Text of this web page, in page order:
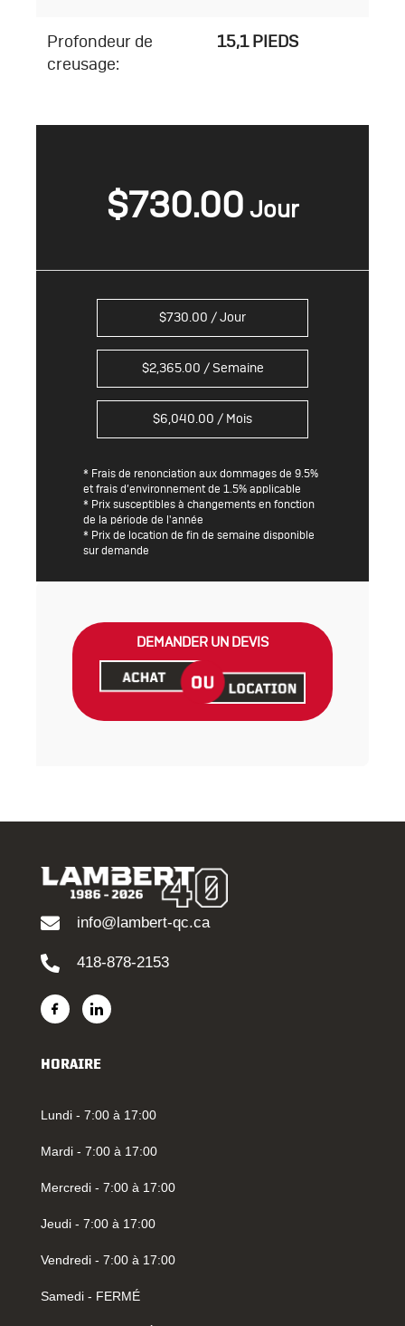
Profondeur de
creusage:
15,1 PIEDS
$730.00
$730.00 / Jour
$2,365.00 / Semaine
$6,040.00 / Mois
* Frais de renonciation aux dommages de 9.5%
et frais d’environnement de 1.5% applicable
* Prix susceptibles à changements en fonction
de la période de l'année
* Prix de location de fin de semaine disponible
sur demande
DEMANDER UN DEVIS
info@lambert-qc.ca
418-878-2153
HORAIRE
Lundi - 7:00 à 17:00
Mardi - 7:00 à 17:00
Mercredi - 7:00 à 17:00
Jeudi - 7:00 à 17:00
Vendredi - 7:00 à 17:00
Samedi - FERMÉ